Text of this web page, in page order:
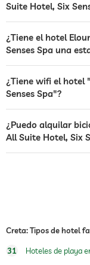
recepción
transporte al aeropuerto
atracciones
desayuno
alquiler de bicicletas
tenis
piscina climatizada
piscina de agua salada
Suite Hotel, Six
¿Tiene el hotel
Senses Spa una
¿Tiene wifi el hotel
Senses Spa"?
¿Puedo alquilar
All Suite Hotel, Six
Creta: Tipos de hotel
31 Hoteles de playa